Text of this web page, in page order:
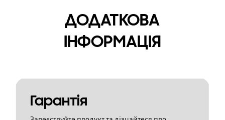
ДОДАТКОВА
ІНФОРМАЦІЯ
Гарантія